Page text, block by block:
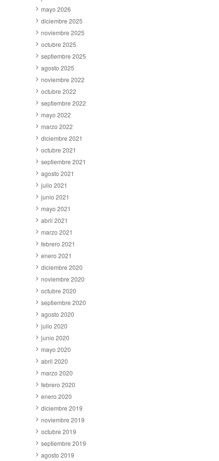
mayo 2026
diciembre 2025
noviembre 2025
octubre 2025
septiembre 2025
agosto 2025
noviembre 2022
octubre 2022
septiembre 2022
mayo 2022
marzo 2022
diciembre 2021
octubre 2021
septiembre 2021
agosto 2021
julio 2021
junio 2021
mayo 2021
abril 2021
marzo 2021
febrero 2021
enero 2021
diciembre 2020
noviembre 2020
octubre 2020
septiembre 2020
agosto 2020
julio 2020
junio 2020
mayo 2020
abril 2020
marzo 2020
febrero 2020
enero 2020
diciembre 2019
noviembre 2019
octubre 2019
septiembre 2019
agosto 2019